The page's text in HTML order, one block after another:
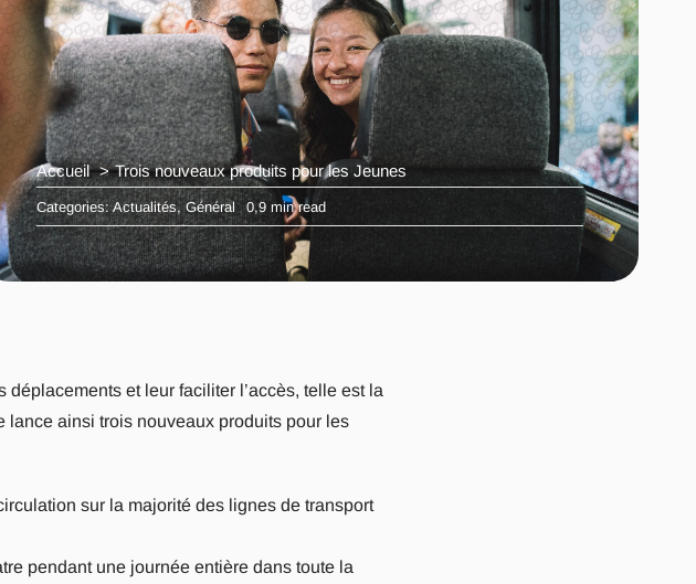
Accueil Trois nouveaux produits pour les Jeunes
Categories:Actualités, Général 0,9 min read
et leur faciliter l’accès, telle est la
lance ainsi trois nouveaux produits pour les
sur la majorité des lignes de transport
pendant une journée entière dans toute la